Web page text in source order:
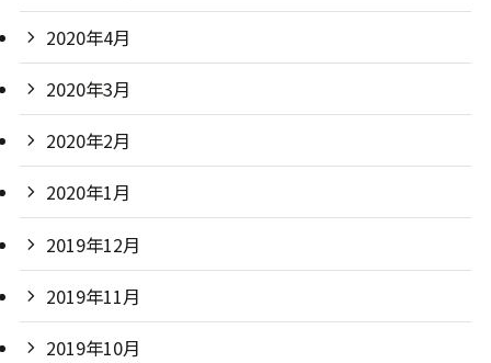
2020年4月
2020年3月
2020年2月
2020年1月
2019年12月
2019年11月
2019年10月